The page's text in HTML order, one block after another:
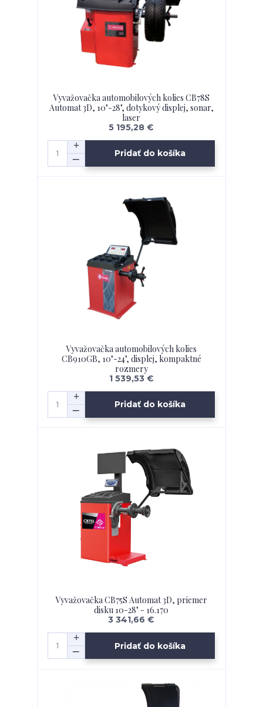
Vyvažovačka automobilových kolies CB78S
Automat 3D, 10"-28", dotykový displej, sonar,
laser
5 195,28 €
Pridať do košíka
Vyvažovačka automobilových kolies
CB910GB, 10"-24", displej, kompaktné
rozmery
1 539,53 €
Pridať do košíka
Vyvažovačka CB75S Automat 3D, priemer
disku 10-28" - 16.170
3 341,66 €
Pridať do košíka